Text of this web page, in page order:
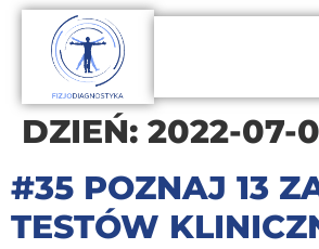
DZIEŃ: 2022-07-
#35 POZNAJ 13
TESTÓW